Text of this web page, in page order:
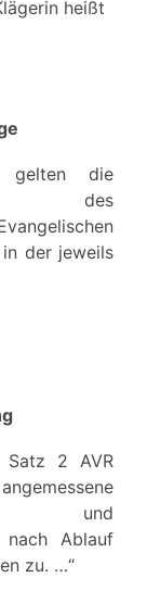
heißt
gelten die
des
der jeweils
2 AVR
und
nach Ablauf
zu. …“